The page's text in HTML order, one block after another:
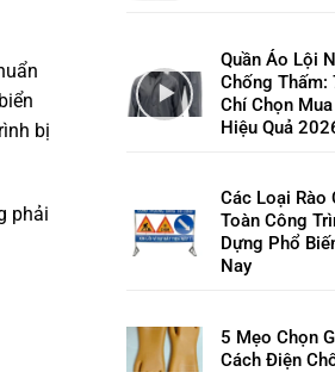
bị
phải
Quần Áo Lội
Chống Thấm:
Chí Chọn
Hiệu Quả
Các Loại Rào
Toàn Công
Dựng Phổ
Nay
5 Mẹo Chọn
Cách Điện